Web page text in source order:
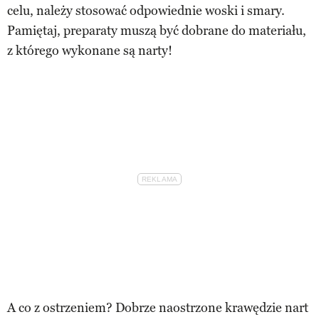
celu, należy stosować odpowiednie woski i smary.
Pamiętaj, preparaty muszą być dobrane do materiału,
z którego wykonane są narty!
A co z ostrzeniem? Dobrze naostrzone krawędzie nart